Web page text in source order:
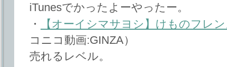
iTunesでかったよーやったー。
・
【オーイシマサヨシ】けものフレ
コニコ動画:GINZA）
売れるレベル。